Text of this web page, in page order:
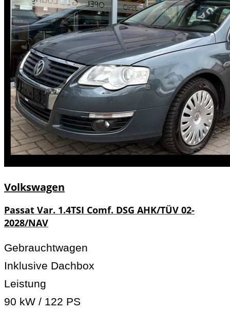
Volkswagen
Passat Var. 1.4TSI Comf. DSG AHK/TÜV 02-
2028/NAV
Gebrauchtwagen
Inklusive Dachbox
Leistung
90 kW / 122 PS